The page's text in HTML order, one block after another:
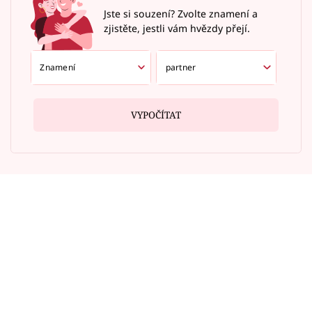
Jste si souzení? Zvolte znamení a
zjistěte, jestli vám hvězdy přejí.
VYPOČÍTAT